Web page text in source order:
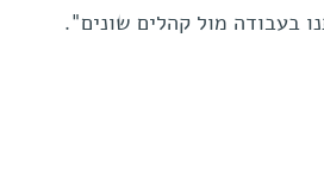
בעבודה מול קהלים שונים".